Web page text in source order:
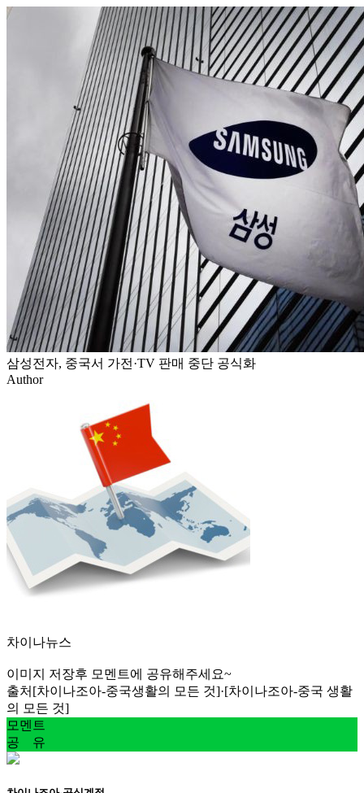
삼성전자, 중국서 가전·TV 판매 중단 공식화
Author
차이나뉴스
이미지 저장후 모멘트에 공유해주세요~
출처 [차이나조아-중국생활의 모든 것]·[차이나조아-중국 생활
의 모든 것]
모멘트
공 유